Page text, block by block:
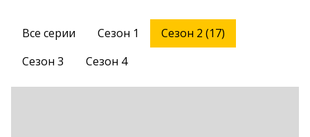
Все серии Сезон 1
Сезон 2 (17)
Сезон 3
Сезон 4